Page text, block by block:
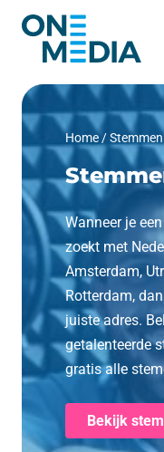
Home /
Wanneer je
zoekt met
Amsterdam,
Rotterdam,
juiste adres.
getalenteerde
gratis alle
Bekijk